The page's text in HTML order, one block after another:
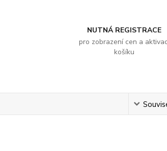
NUTNÁ REGISTRACE
pro zobrazení cen a
košíku